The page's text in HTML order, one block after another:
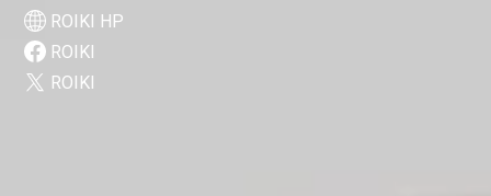
ROIKI HP
ROIKI
ROIKI